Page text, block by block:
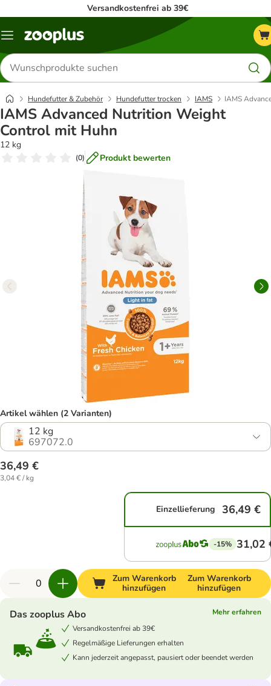
Versandkostenfrei ab 39€
Menü
Produkte
suchen
Hundefutter & Zubehör Hundefutter trocken IAMS IAMS
IAMS Advanced Nutrition Weight
Control mit Huhn
12 kg
(0) Produkt bewerten
Artikel wählen (2 Varianten)
12 kg
697072.0
36,49 €
3,04 € / kg
Einzellieferung 36,49 €
-15% 31,02
Zum Warenkorb
hinzufügen
Zum Warenkorb
hinzufügen
Das zooplus Abo
Mehr erfahren
Versandkostenfrei ab 39€
Regelmäßige Lieferungen erhalten
Kann jederzeit angepasst, pausiert oder beendet werden